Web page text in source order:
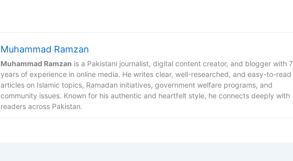
Muhammad Ramzan
Muhammad Ramzan is a Pakistani journalist, digital content creator, and blogger with 7
years of experience in online media. He writes clear, well-researched, and easy-to-read
articles on Islamic topics, Ramadan initiatives, government welfare programs, and
community issues. Known for his authentic and heartfelt style, he connects deeply with
readers across Pakistan.